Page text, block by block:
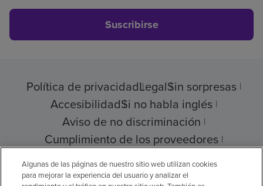
Suscribirse
Política de privacidadLegalSin sorpresas
AccesibilidadSi no habla inglés
Aviso de no discriminación
Cumplimiento de los proveedores
Transparencia de precios
Algunas de las páginas de nuestro sitio web utilizan cookies
para mejorar la experiencia del usuario y analizar el